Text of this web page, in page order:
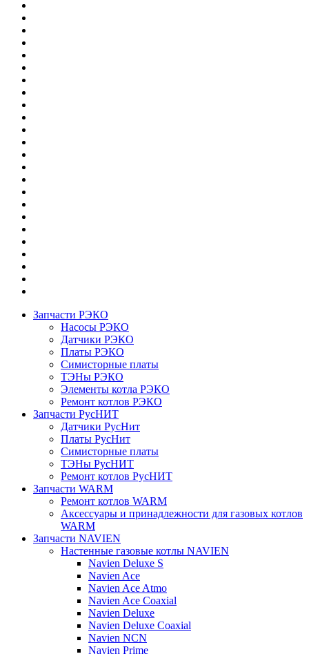
Запчасти РЭКО
Насосы РЭКО
Датчики РЭКО
Платы РЭКО
Симисторные платы
ТЭНы РЭКО
Элементы котла РЭКО
Ремонт котлов РЭКО
Запчасти РусНИТ
Датчики РусНит
Платы РусНит
Симисторные платы
ТЭНы РусНИТ
Ремонт котлов РусНИТ
Запчасти WARM
Ремонт котлов WARM
Аксессуары и принадлежности для газовых котлов
WARM
Запчасти NAVIEN
Настенные газовые котлы NAVIEN
Navien Deluxe S
Navien Ace
Navien Ace Atmo
Navien Ace Coaxial
Navien Deluxe
Navien Deluxe Coaxial
Navien NCN
Navien Prime